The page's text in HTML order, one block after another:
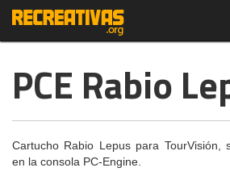
PCE Rabio
Cartucho Rabio Lepus para TourVisión,
en la consola PC-Engine.